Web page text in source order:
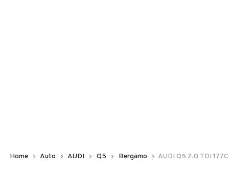
Home Auto AUDI Q5 Bergamo AUDI Q5 2.0 TDI